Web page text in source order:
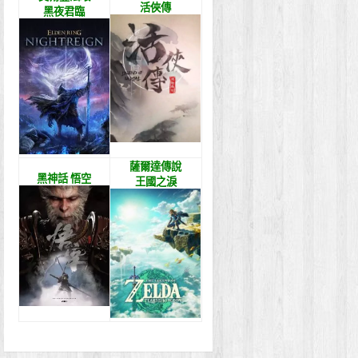
黑夜君臨
活俠傳
黑神話 悟空
薩爾達傳說
王國之淚